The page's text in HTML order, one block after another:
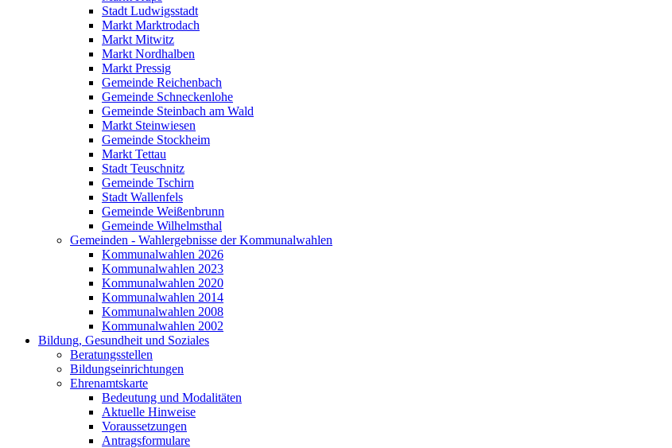
Stadt Ludwigsstadt
Markt Marktrodach
Markt Mitwitz
Markt Nordhalben
Markt Pressig
Gemeinde Reichenbach
Gemeinde Schneckenlohe
Gemeinde Steinbach am Wald
Markt Steinwiesen
Gemeinde Stockheim
Markt Tettau
Stadt Teuschnitz
Gemeinde Tschirn
Stadt Wallenfels
Gemeinde Weißenbrunn
Gemeinde Wilhelmsthal
Gemeinden - Wahlergebnisse der Kommunalwahlen
Kommunalwahlen 2026
Kommunalwahlen 2023
Kommunalwahlen 2020
Kommunalwahlen 2014
Kommunalwahlen 2008
Kommunalwahlen 2002
Bildung, Gesundheit und Soziales
Beratungsstellen
Bildungseinrichtungen
Ehrenamtskarte
Bedeutung und Modalitäten
Aktuelle Hinweise
Voraussetzungen
Antragsformulare